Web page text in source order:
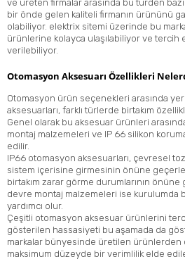
ve üreten firmalar arasında bu türden
bir önde gelen kaliteli firmanın ürününü
olabiliyor. elektrix sitemi üzerinde bu
ürünlerine kolayca ulaşılabiliyor ve tercih
verilebiliyor.
Otomasyon Aksesuarı Özellikleri
Otomasyon ürün seçenekleri arasında
aksesuarları, farklı türlerde birtakım
Genel olarak bu aksesuar ürünleri
montaj malzemeleri ve IP 66 silikon
edilir.
IP66 otomasyon aksesuarları, çevresel
sistem içerisine girmesinin önüne
birtakım zarar görme durumlarının önüne
devre montaj malzemeleri ise kurulumda
yardımcı olur.
Çeşitli otomasyon aksesuar ürünlerini
gösterilen hassasiyeti bu aşamada da
markalar bünyesinde üretilen ürünlerden
maksimum düzeyde bir verimlilik elde